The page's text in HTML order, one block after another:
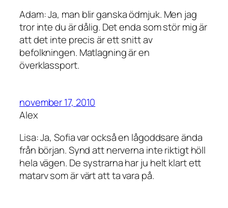
Adam: Ja, man blir ganska ödmjuk. Men jag
tror inte du är dålig. Det enda som stör mig är
att det inte precis är ett snitt av
befolkningen. Matlagning är en
överklassport.
november 17, 2010
Alex
Lisa: Ja, Sofia var också en lågoddsare ända
från början. Synd att nerverna inte riktigt höll
hela vägen. De systrarna har ju helt klart ett
matarv som är värt att ta vara på.